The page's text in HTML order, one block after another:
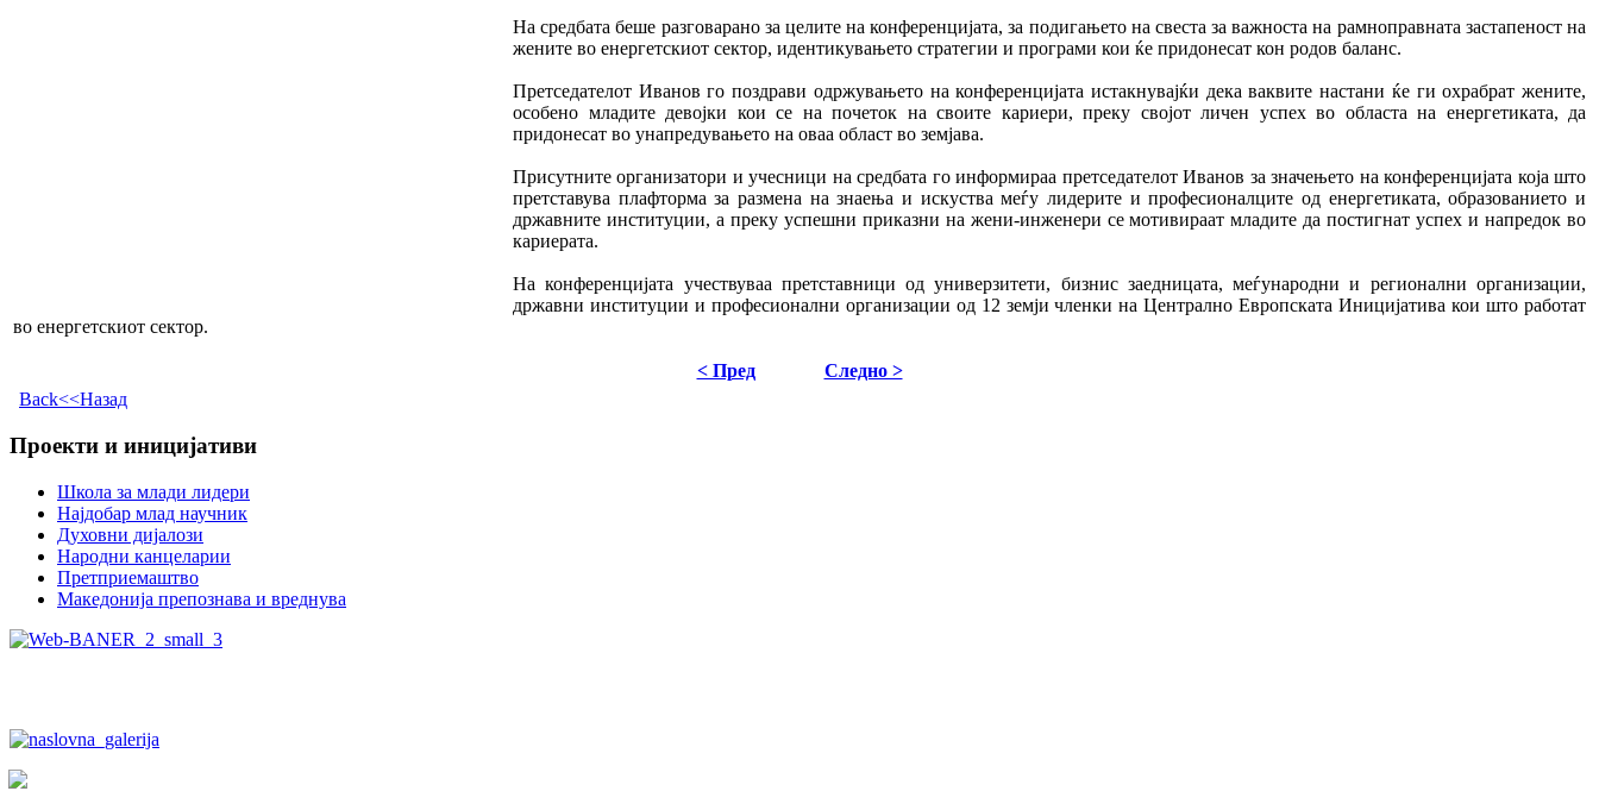
На средбата беше разговарано за целите на конференцијата, за подигањето на свеста за важноста на рамноправната застапеност на
жените во енергетскиот сектор, идентикувањето стратегии и програми кои ќе придонесат кон родов баланс.
Претседателот Иванов го поздрави одржувањето на конференцијата истакнувајќи дека ваквите настани ќе ги охрабрат жените,
особено младите девојки кои се на почеток на своите кариери, преку својот личен успех во областа на енергетиката, да
придонесат во унапредувањето на оваа област во земјава.
Присутните организатори и учесници на средбата го информираа претседателот Иванов за значењето на конференцијата која што
претставува плафторма за размена на знаења и искуства меѓу лидерите и професионалците од енергетиката, образованието и
државните институции, а преку успешни приказни на жени-инженери се мотивираат младите да постигнат успех и напредок во
кариерата.
На конференцијата учествуваа претставници од универзитети, бизнис заедницата, меѓународни и регионални организации,
државни институции и професионални организации од 12 земји членки на Централно Европската Иницијатива кои што работат
во енергетскиот сектор.
< Пред
Следно >
Back<<Назад
Проекти и иницијативи
Школа за млади лидери
Најдобар млад научник
Духовни дијалози
Народни канцеларии
Претприемаштво
Македонија препознава и вреднува